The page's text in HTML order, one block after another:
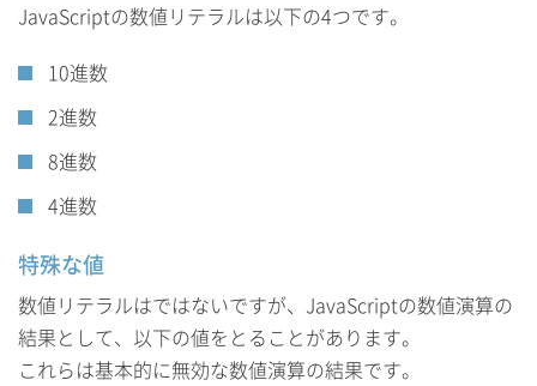
JavaScriptの数値リテラルは以下の4つです。
10進数
2進数
8進数
4進数
特殊な値
数値リテラルはではないですが、JavaScriptの数値演算の
結果として、以下の値をとることがあります。
これらは基本的に無効な数値演算の結果です。